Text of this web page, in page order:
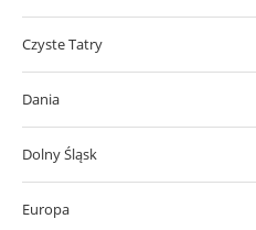
Czyste Tatry
Dania
Dolny Śląsk
Europa